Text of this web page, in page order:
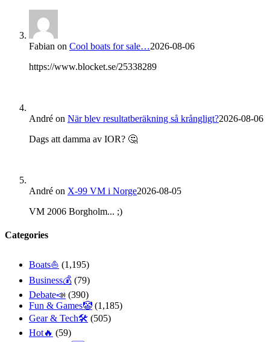
Fabian on Cool boats for sale…2026-08-06
https://www.blocket.se/25338289
André on När blev resultatberäkning så krångligt?2026-08-06
Dags att damma av IOR? 🤔
André on X-99 VM i Norge2026-08-05
VM 2006 Borgholm... ;)
Categories
Boats⛵️ (1,195)
Business💰 (79)
Debate📣 (390)
Fun & Games🤡 (1,185)
Gear & Tech🛠 (505)
Hot🔥 (59)